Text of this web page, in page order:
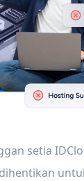
setia